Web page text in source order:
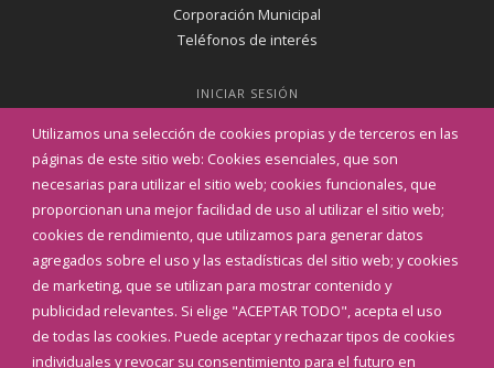
Utilizamos una selección de cookies propias y de terceros en las
páginas de este sitio web: Cookies esenciales, que son
necesarias para utilizar el sitio web; cookies funcionales, que
proporcionan una mejor facilidad de uso al utilizar el sitio web;
cookies de rendimiento, que utilizamos para generar datos
agregados sobre el uso y las estadísticas del sitio web; y cookies
de marketing, que se utilizan para mostrar contenido y
publicidad relevantes. Si elige "ACEPTAR TODO", acepta el uso
de todas las cookies. Puede aceptar y rechazar tipos de cookies
individuales y revocar su consentimiento para el futuro en
Corporación Municipal
Teléfonos de interés
INICIAR SESIÓN